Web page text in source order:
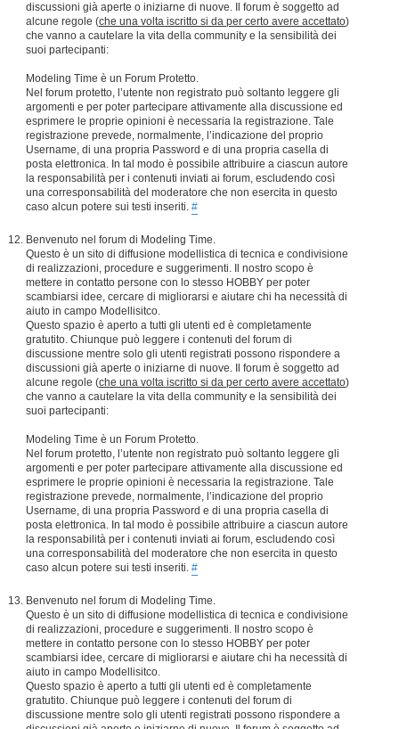
discussioni già aperte o iniziarne di nuove. Il forum è soggetto ad
alcune regole (che una volta iscritto si da per certo avere accettato)
che vanno a cautelare la vita della community e la sensibilità dei
suoi partecipanti:
Modeling Time è un Forum Protetto.
Nel forum protetto, l’utente non registrato può soltanto leggere gli
argomenti e per poter partecipare attivamente alla discussione ed
esprimere le proprie opinioni è necessaria la registrazione. Tale
registrazione prevede, normalmente, l’indicazione del proprio
Username, di una propria Password e di una propria casella di
posta elettronica. In tal modo è possibile attribuire a ciascun autore
la responsabilità per i contenuti inviati ai forum, escludendo così
una corresponsabilità del moderatore che non esercita in questo
caso alcun potere sui testi inseriti. #
Benvenuto nel forum di Modeling Time.
Questo è un sito di diffusione modellistica di tecnica e condivisione
di realizzazioni, procedure e suggerimenti. Il nostro scopo è
mettere in contatto persone con lo stesso HOBBY per poter
scambiarsi idee, cercare di migliorarsi e aiutare chi ha necessità di
aiuto in campo Modellisitco.
Questo spazio è aperto a tutti gli utenti ed è completamente
gratutito. Chiunque può leggere i contenuti del forum di
discussione mentre solo gli utenti registrati possono rispondere a
discussioni già aperte o iniziarne di nuove. Il forum è soggetto ad
alcune regole (che una volta iscritto si da per certo avere accettato)
che vanno a cautelare la vita della community e la sensibilità dei
suoi partecipanti:
Modeling Time è un Forum Protetto.
Nel forum protetto, l’utente non registrato può soltanto leggere gli
argomenti e per poter partecipare attivamente alla discussione ed
esprimere le proprie opinioni è necessaria la registrazione. Tale
registrazione prevede, normalmente, l’indicazione del proprio
Username, di una propria Password e di una propria casella di
posta elettronica. In tal modo è possibile attribuire a ciascun autore
la responsabilità per i contenuti inviati ai forum, escludendo così
una corresponsabilità del moderatore che non esercita in questo
caso alcun potere sui testi inseriti. #
Benvenuto nel forum di Modeling Time.
Questo è un sito di diffusione modellistica di tecnica e condivisione
di realizzazioni, procedure e suggerimenti. Il nostro scopo è
mettere in contatto persone con lo stesso HOBBY per poter
scambiarsi idee, cercare di migliorarsi e aiutare chi ha necessità di
aiuto in campo Modellisitco.
Questo spazio è aperto a tutti gli utenti ed è completamente
gratutito. Chiunque può leggere i contenuti del forum di
discussione mentre solo gli utenti registrati possono rispondere a